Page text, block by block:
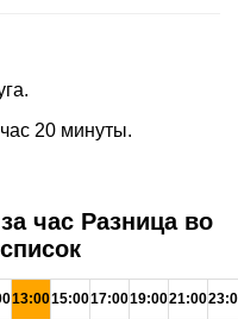
20 минуты.
час Разница во
13:0015:0017:0019:0021:00